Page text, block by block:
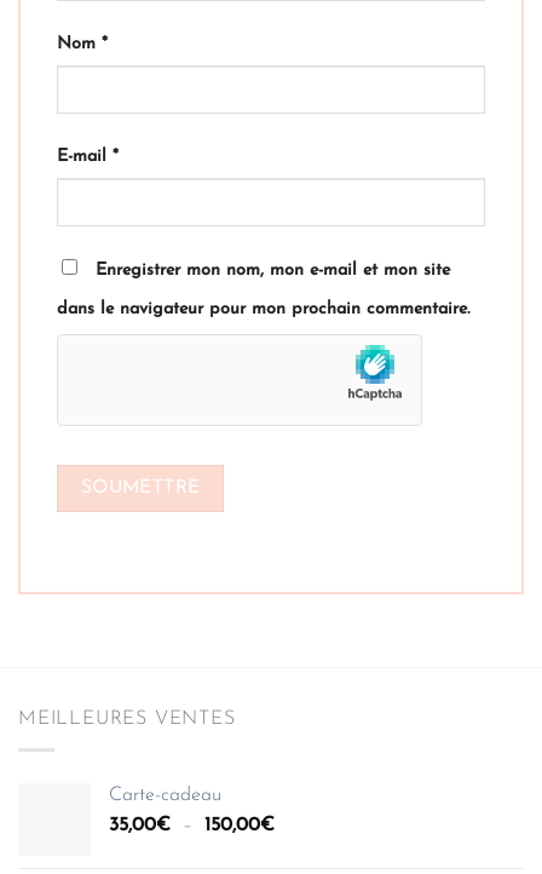
Nom *
E-mail *
Enregistrer mon nom, mon e-mail et mon site
dans le navigateur pour mon prochain commentaire.
MEILLEURES VENTES
Carte-cadeau
35,00€ – 150,00€Plage